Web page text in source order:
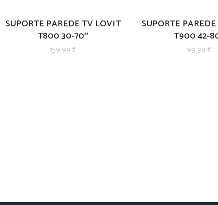
SUPORTE PAREDE TV LOVIT
T800 30-70″
159.99 €
SUPORTE
T900 42-
99.99€